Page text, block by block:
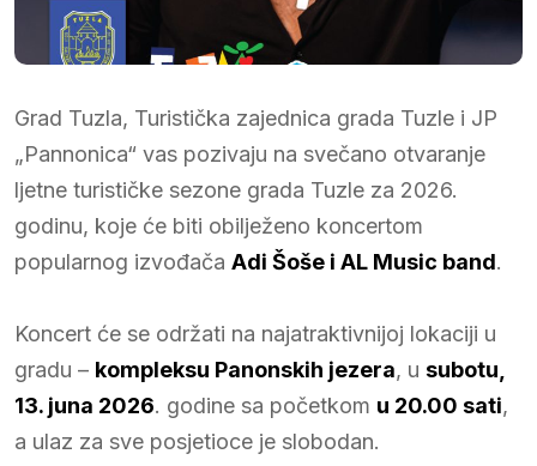
Grad Tuzla, Turistička zajednica grada Tuzle i JP
„Pannonica“ vas pozivaju na svečano otvaranje
ljetne turističke sezone grada Tuzle za 2026.
godinu, koje će biti obilježeno koncertom
popularnog izvođača Adi Šoše i AL Music band.
Koncert će se održati na najatraktivnijoj lokaciji u
gradu – kompleksu Panonskih jezera, u subotu,
13. juna 2026. godine sa početkom u 20.00 sati,
a ulaz za sve posjetioce je slobodan.